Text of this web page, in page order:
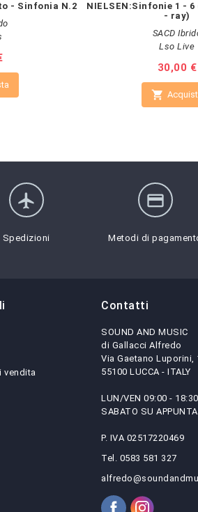
- Sinfonia N.2
NIELSEN:Sinfonie 1 - 6
- ray)
SACD
Lso Live
Prezzo
30,00 €

flight
Spedizioni
credit_card
Metodi di
vendita
Contatti
SOUND AND MUSIC
di Gallacci Alfredo
Via Gaetano Luporini,
55100 LUCCA - ITALY
LUN/VEN 09:00 - 18:30
SABATO SU
P. IVA 02517220469
Tel. 0583 581 327